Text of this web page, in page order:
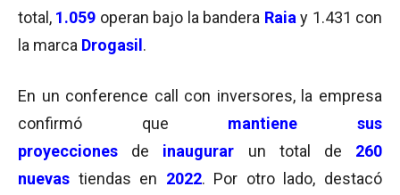
total, 1.059 operan bajo la bandera Raia y 1.431 con
la marca Drogasil .
En un conference call con inversores, la empresa
confirmó que
mantiene sus
proyecciones de inaugurar un total de 260
nuevas tiendas en 2022. Por otro lado, destacó